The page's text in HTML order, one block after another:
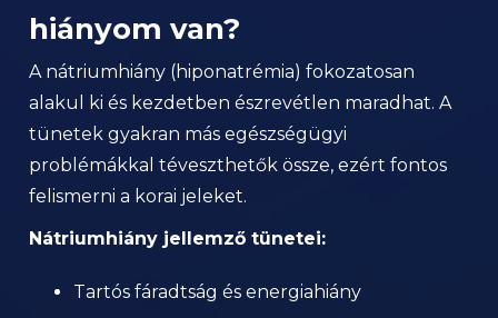
hiányom van?
A nátriumhiány (hiponatrémia) fokozatosan
alakul ki és kezdetben észrevétlen maradhat. A
tünetek gyakran más egészségügyi
problémákkal téveszthetők össze, ezért fontos
felismerni a korai jeleket.
Nátriumhiány jellemző tünetei:
Tartós fáradtság és energiahiány